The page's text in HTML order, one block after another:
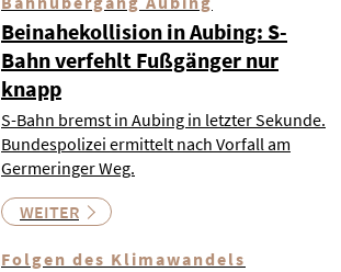
Beinahekollision in Aubing: S-
Bahn verfehlt Fußgänger nur
knapp
S-Bahn bremst in Aubing in letzter Sekunde.
Bundespolizei ermittelt nach Vorfall am
Germeringer Weg.
WEITER
Folgen des Klimawandels